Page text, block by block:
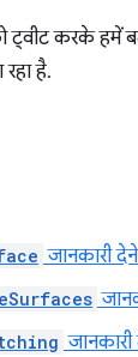
ट्वीट करके हमें
है.
जानकारी
जानकारी